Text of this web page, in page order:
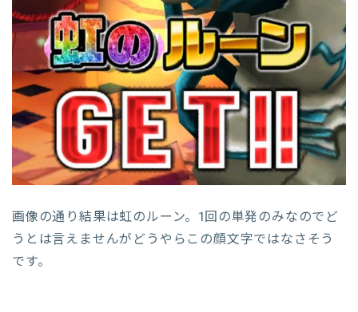
画像の通り結果は虹のルーン。1回の単発のみなのでど
うとは言えませんがどうやらこの顔文字ではなさそう
です。